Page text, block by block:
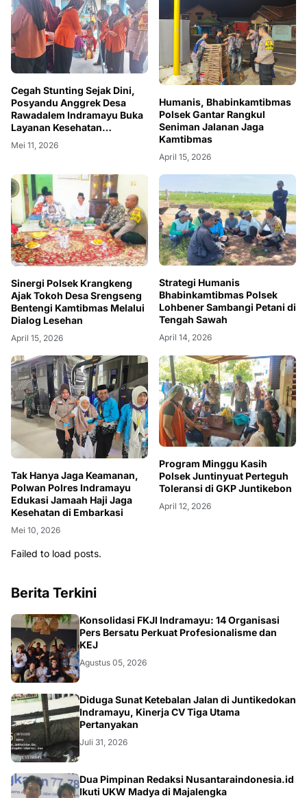
Cegah Stunting Sejak Dini,
Posyandu Anggrek Desa
Rawadalem Indramayu Buka
Layanan Kesehatan
Komprehensif
Mei 11, 2026
Humanis, Bhabinkamtibmas
Polsek Gantar Rangkul
Seniman Jalanan Jaga
Kamtibmas
April 15, 2026
Sinergi Polsek Krangkeng
Ajak Tokoh Desa Srengseng
Bentengi Kamtibmas Melalui
Dialog Lesehan
April 15, 2026
Strategi Humanis
Bhabinkamtibmas Polsek
Lohbener Sambangi Petani di
Tengah Sawah
April 14, 2026
Tak Hanya Jaga Keamanan,
Polwan Polres Indramayu
Edukasi Jamaah Haji Jaga
Kesehatan di Embarkasi
Mei 10, 2026
Program Minggu Kasih
Polsek Juntinyuat Perteguh
Toleransi di GKP Juntikebon
April 12, 2026
Failed to load posts.
Berita Terkini
Konsolidasi FKJI Indramayu: 14 Organisasi
Pers Bersatu Perkuat Profesionalisme dan
KEJ
Agustus 05, 2026
KRIMINAL
Diduga Sunat Ketebalan Jalan di Juntikedokan
Indramayu, Kinerja CV Tiga Utama
Pertanyakan
Juli 31, 2026
Dua Pimpinan Redaksi Nusantaraindonesia.id
Ikuti UKW Madya di Majalengka